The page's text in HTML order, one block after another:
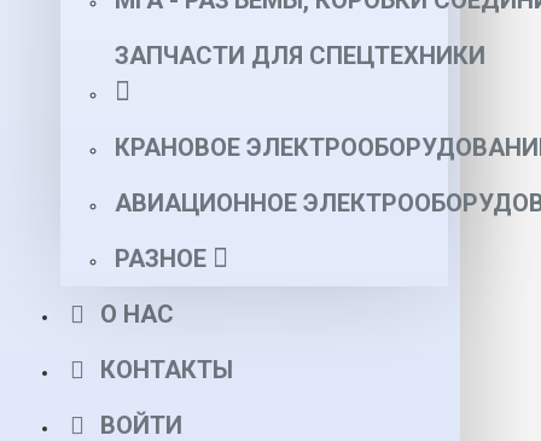
ЗАПЧАСТИ ДЛЯ СПЕЦТЕХНИКИ
КРАНОВОЕ
АВИАЦИОННОЕ
РАЗНОЕ
О НАС
КОНТАКТЫ
ВОЙТИ